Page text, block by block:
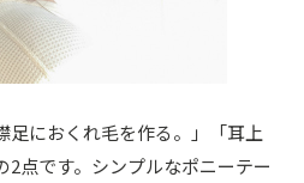
足におくれ毛を作る。」「耳上
2点です。シンプルなポニーテー